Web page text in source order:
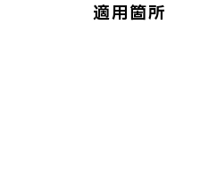
適用箇所